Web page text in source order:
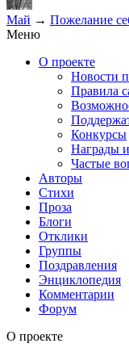
Май → Пожелание
Меню
О проекте
Новости
Правила
Конкурсы
Награды
Частые
Авторы
Стихи
Проза
Блоги
Отклики
Группы
Поздравления
Энциклопедия
Комментарии
Форум
О проекте